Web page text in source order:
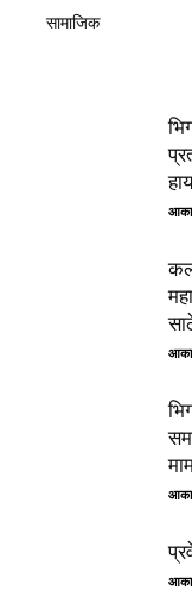
सामाजिक